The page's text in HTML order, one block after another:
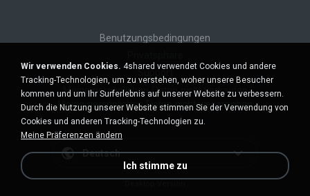
Benutzungsbedingungen
Support
Meine persönlichen Daten nicht verkaufen
Meine persönlichen Daten nicht weitergeben
Deutsch
Wir verwenden Cookies. 4shared verwendet Cookies und andere
Tracking-Technologien, um zu verstehen, woher unsere Besucher
kommen und um Ihr Surferlebnis auf unserer Website zu verbessern.
Durch die Nutzung unserer Website stimmen Sie der Verwendung von
Cookies und anderen Tracking-Technologien zu.
Meine Präferenzen ändern
Ich stimme zu